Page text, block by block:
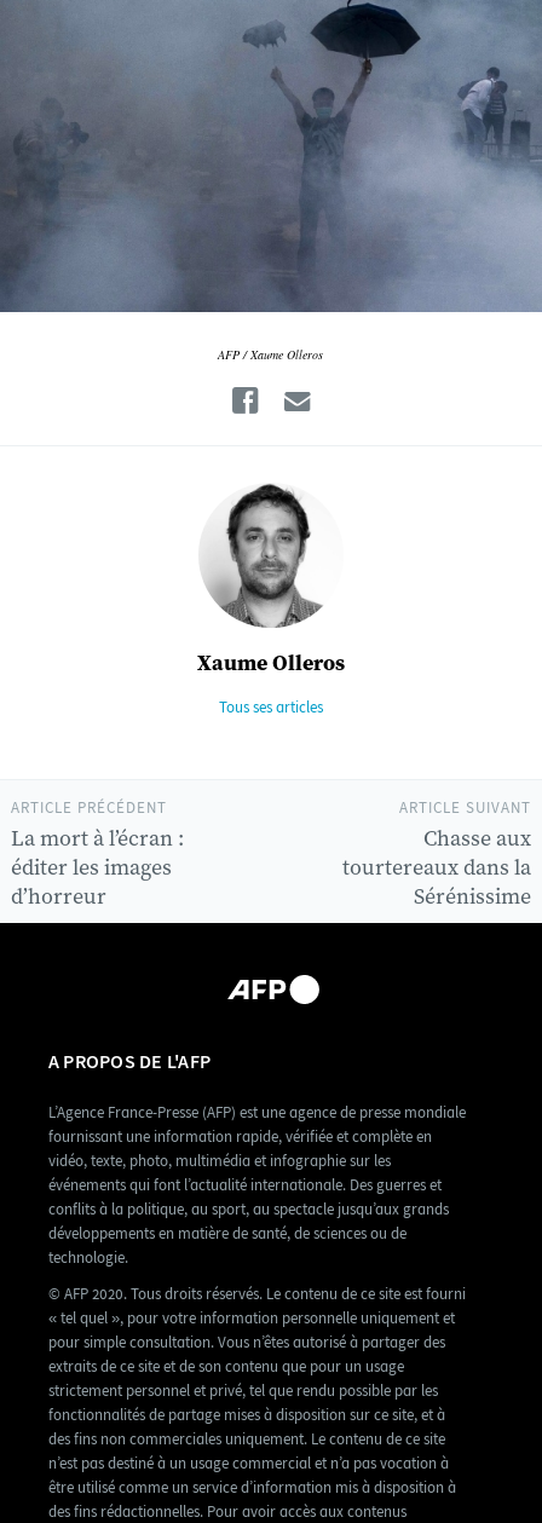
AFP / Xaume Olleros
Facebook
Xaume Olleros
Tous ses articles
ARTICLE SUIVANT
Chasse aux
tourtereaux dans la
Sérénissime
ARTICLE PRÉCÉDENT
La mort à l’écran :
éditer les images
d’horreur
A PROPOS DE L'AFP
L’Agence France-Presse (AFP) est une agence de presse mondiale
fournissant une information rapide, vérifiée et complète en
vidéo, texte, photo, multimédia et infographie sur les
événements qui font l’actualité internationale. Des guerres et
conflits à la politique, au sport, au spectacle jusqu’aux grands
développements en matière de santé, de sciences ou de
technologie.
© AFP 2020. Tous droits réservés. Le contenu de ce site est fourni
« tel quel », pour votre information personnelle uniquement et
pour simple consultation. Vous n’êtes autorisé à partager des
extraits de ce site et de son contenu que pour un usage
strictement personnel et privé, tel que rendu possible par les
fonctionnalités de partage mises à disposition sur ce site, et à
des fins non commerciales uniquement. Le contenu de ce site
n’est pas destiné à un usage commercial et n’a pas vocation à
être utilisé comme un service d’information mis à disposition à
des fins rédactionnelles. Pour avoir accès aux contenus